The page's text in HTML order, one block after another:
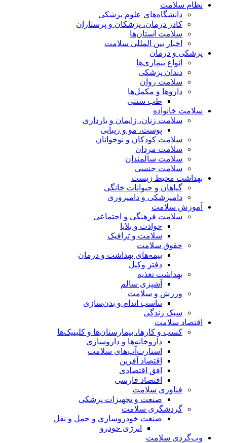
نظام سلامت
دانشگاه‌های علوم پزشکی
کادر درمان، پزشکان و پرستاران
سلامت استان‌ها
اخبار بین المللی سلامت
پزشکی و درمان
انواع بیماری‌ها
دندان پزشکی
سلامت روان
داروها و مکمل‌ها
طب سنتی
سلامت خانواده
سلامت زنان، زایمان و بارداری
پوست، مو و زیبایی
سلامت کودکان و نوجوانان
سلامت مردان
سلامت سالمندان
سلامت جنسی
بهداشت محیط زیست
گیاهان و حیوانات خانگی
دامپزشکی و دامپروری
آموزش سلامت
سلامت فرهنگی و اجتماعی
حوادث و بلایا
سلامت و ترافیک
حقوق سلامت
بیمه‌های بهداشت و درمان
دفتر وکیل
بهداشت تغذیه
آشپزی سالم
ورزش و سلامت
تناسب اندام و بدن‌سازی
سبک زندگی
اقتصاد سلامت
کسب و کارها، بیمارستان‌ها و کلینیک‌ها
داروخانه‌ها و داروسازی
استارت‌آپ‌های سلامت
اقتصاد آفرین
افق اقتصادی
اقتصاد فارسی
فناوری سلامت
صنعت و تجهیزات پزشکی
گردشگری سلامت
صنعت خودروسازی و حمل و نقل
انرژی خودرو
وب‌گردی سلامت